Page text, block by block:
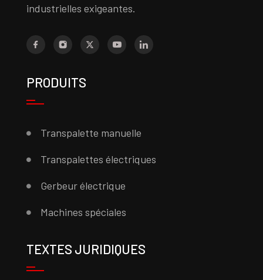
industrielles exigeantes.
PRODUITS
Transpalette manuelle
Transpalettes électriques
Gerbeur électrique
Machines spéciales
TEXTES JURIDIQUES